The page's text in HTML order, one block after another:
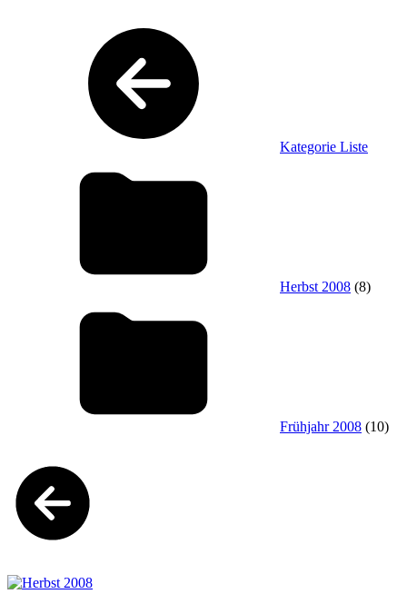
Kategorie Liste
Herbst 2008 (8)
Frühjahr 2008 (10)